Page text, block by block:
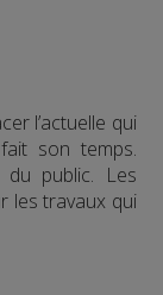
l’actuelle qui
son temps.
public. Les
les travaux qui